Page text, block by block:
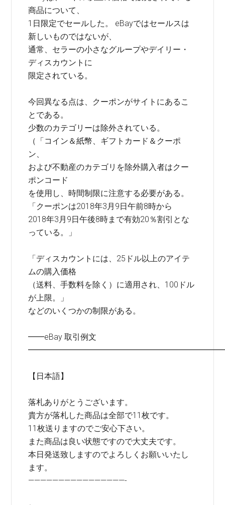
商品について、
1日限定でセールした。 eBayではセールスは
新しいものではないが、
通常、セラーの小さなグループやデイリー・
ディスカウントに
限定されている。
今回異なる点は、クーポンがサイトにあるこ
とである。
少数のカテゴリーは除外されている。
（「コイン＆紙幣、ギフトカード＆クーポ
ン、
および不動産のカテゴリを除外購入者はクー
ポンコード
を使用し、時間制限に注意する必要がある。
「クーポンは2018年3月9日午前8時から
2018年3月9日午後8時まで有効20％割引とな
っている。」
「ディスカウントには、25ドル以上のアイテ
ムの購入価格
（送料、手数料を除く）に適用され、100ドル
が上限。」
などのいくつかの制限がある。
━━eBay 取引例文
【日本語】
落札ありがとうございます。
貴方が落札した商品は全部で11枚です。
11枚送りますのでご安心下さい。
また商品は良い状態ですので大丈夫です。
本日発送致しますのでよろしくお願いいたし
ます。
————————————————-